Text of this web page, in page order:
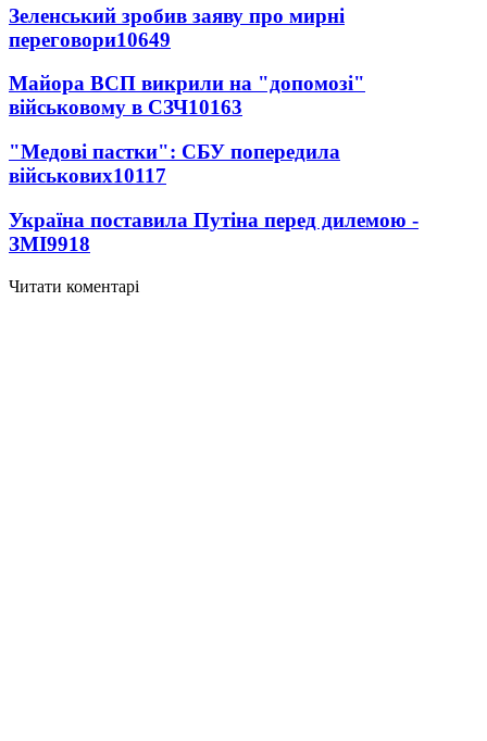
Зеленський зробив заяву про мирні
переговори10649
Майора ВСП викрили на "допомозі"
військовому в СЗЧ10163
"Медові пастки": СБУ попередила
військових10117
Україна поставила Путіна перед дилемою -
ЗМІ9918
Читати коментарі